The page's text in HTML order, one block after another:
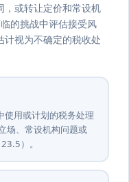
，或转让定价和常设机
的挑战中评估接受风
计视为不确定的税收处
使用或计划的税务处理
场、常设机构问题或
）。